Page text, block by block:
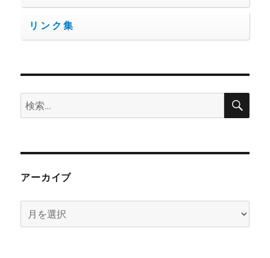
リンク集
検
索:
検
アーカイブ
ー